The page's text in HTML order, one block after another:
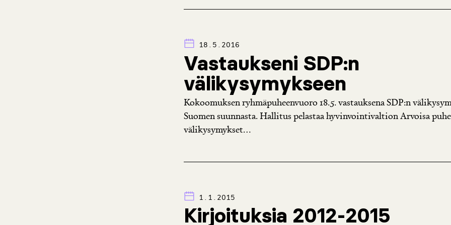
18.5.2016
Vastaukseni SDP:n
välikysymykseen
Kokoomuksen ryhmäpuheenvuoro 18.5. vastauksena SDP:n
Suomen suunnasta. Hallitus pelastaa hyvinvointivaltion Arvoisa
välikysymykset...
1.1.2015
Kirjoituksia 2012-2015